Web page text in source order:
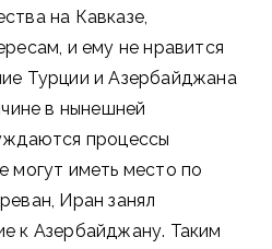
на Кавказе,
и ему не нравится
Турции и Азербайджана
в нынешней
процессы
могут иметь место по
Иран занял
к Азербайджану. Таким